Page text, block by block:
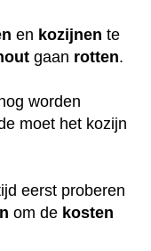
en kozijnen te
gaan rotten.
worden
moet het kozijn
eerst proberen
om de kosten